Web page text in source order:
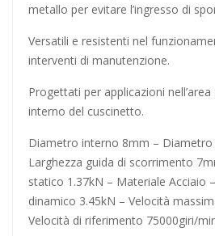
metallo per evitare l’ingresso di
Versatili e resistenti nel
interventi di manutenzione.
Progettati per applicazioni
interno del cuscinetto.
Diametro interno 8mm –
Larghezza guida di scorrimento
statico 1.37kN – Materiale Acciaio
dinamico 3.45kN – Velocità
Velocità di riferimento 75000giri/